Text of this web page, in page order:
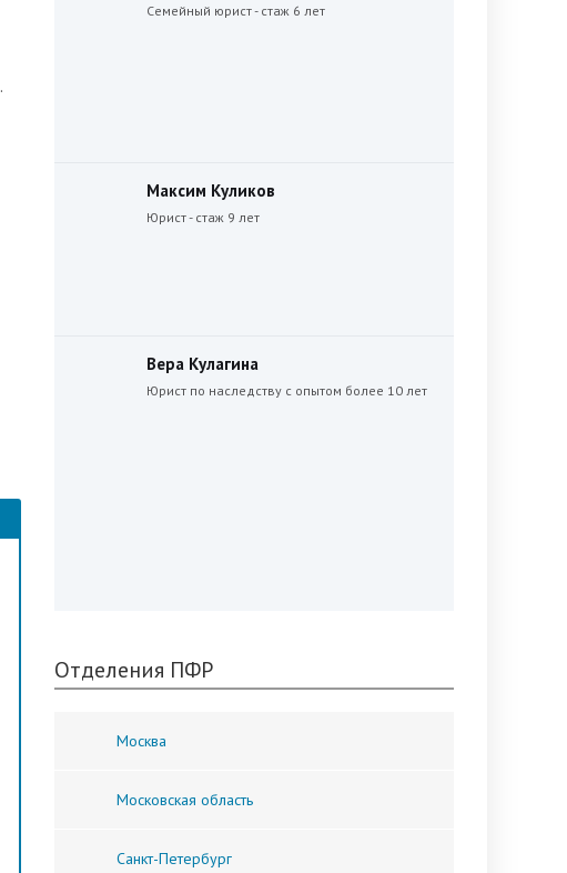
.
Семейный юрист - стаж 6 лет
Максим Куликов
Юрист - стаж 9 лет
Вера Кулагина
Юрист по наследству с опытом более 10 лет
Отделения ПФР
Москва
Московская область
Санкт-Петербург